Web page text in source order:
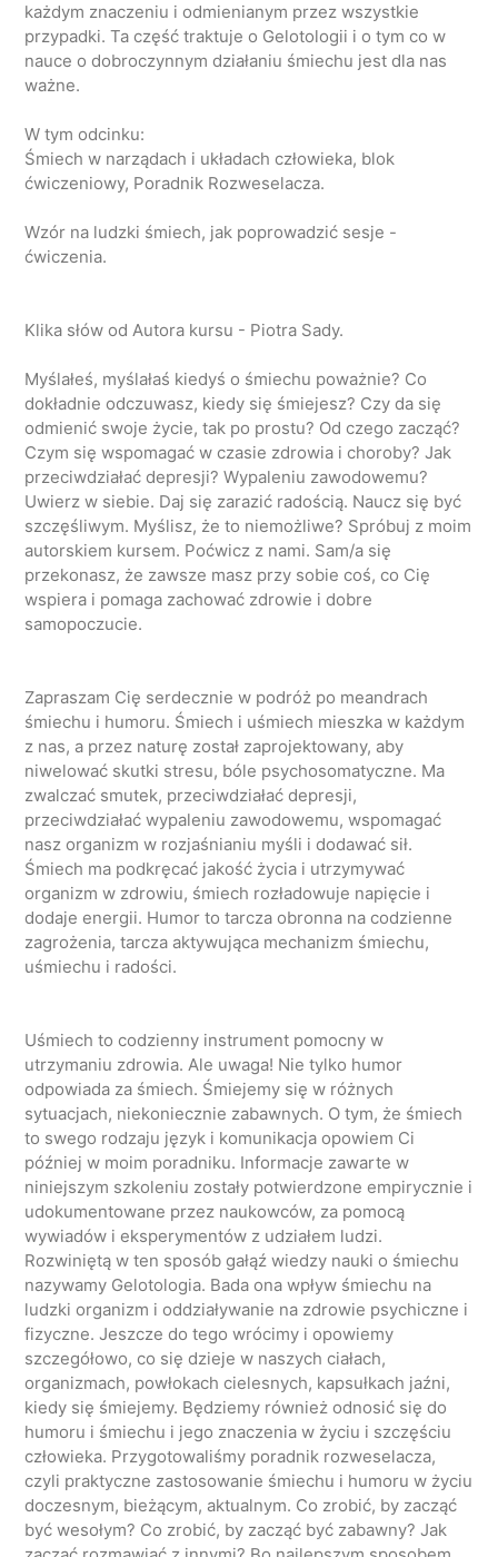
każdym znaczeniu i odmienianym przez wszystkie
przypadki. Ta część traktuje o Gelotologii i o tym co w
nauce o dobroczynnym działaniu śmiechu jest dla nas
ważne.
W tym odcinku:
Śmiech w narządach i układach człowieka, blok
ćwiczeniowy, Poradnik Rozweselacza.
Wzór na ludzki śmiech, jak poprowadzić sesje -
ćwiczenia.
Klika słów od Autora kursu - Piotra Sady.
Myślałeś, myślałaś kiedyś o śmiechu poważnie? Co
dokładnie odczuwasz, kiedy się śmiejesz? Czy da się
odmienić swoje życie, tak po prostu? Od czego zacząć?
Czym się wspomagać w czasie zdrowia i choroby? Jak
przeciwdziałać depresji? Wypaleniu zawodowemu?
Uwierz w siebie. Daj się zarazić radością. Naucz się być
szczęśliwym. Myślisz, że to niemożliwe? Spróbuj z moim
autorskiem kursem. Poćwicz z nami. Sam/a się
przekonasz, że zawsze masz przy sobie coś, co Cię
wspiera i pomaga zachować zdrowie i dobre
samopoczucie.
Zapraszam Cię serdecznie w podróż po meandrach
śmiechu i humoru. Śmiech i uśmiech mieszka w każdym
z nas, a przez naturę został zaprojektowany, aby
niwelować skutki stresu, bóle psychosomatyczne. Ma
zwalczać smutek, przeciwdziałać depresji,
przeciwdziałać wypaleniu zawodowemu, wspomagać
nasz organizm w rozjaśnianiu myśli i dodawać sił.
Śmiech ma podkręcać jakość życia i utrzymywać
organizm w zdrowiu, śmiech rozładowuje napięcie i
dodaje energii. Humor to tarcza obronna na codzienne
zagrożenia, tarcza aktywująca mechanizm śmiechu,
uśmiechu i radości.
Uśmiech to codzienny instrument pomocny w
utrzymaniu zdrowia. Ale uwaga! Nie tylko humor
odpowiada za śmiech. Śmiejemy się w różnych
sytuacjach, niekoniecznie zabawnych. O tym, że śmiech
to swego rodzaju język i komunikacja opowiem Ci
później w moim poradniku. Informacje zawarte w
niniejszym szkoleniu zostały potwierdzone empirycznie i
udokumentowane przez naukowców, za pomocą
wywiadów i eksperymentów z udziałem ludzi.
Rozwiniętą w ten sposób gałąź wiedzy nauki o śmiechu
nazywamy Gelotologia. Bada ona wpływ śmiechu na
ludzki organizm i oddziaływanie na zdrowie psychiczne i
fizyczne. Jeszcze do tego wrócimy i opowiemy
szczegółowo, co się dzieje w naszych ciałach,
organizmach, powłokach cielesnych, kapsułkach jaźni,
kiedy się śmiejemy. Będziemy również odnosić się do
humoru i śmiechu i jego znaczenia w życiu i szczęściu
człowieka. Przygotowaliśmy poradnik rozweselacza,
czyli praktyczne zastosowanie śmiechu i humoru w życiu
doczesnym, bieżącym, aktualnym. Co zrobić, by zacząć
być wesołym? Co zrobić, by zacząć być zabawny? Jak